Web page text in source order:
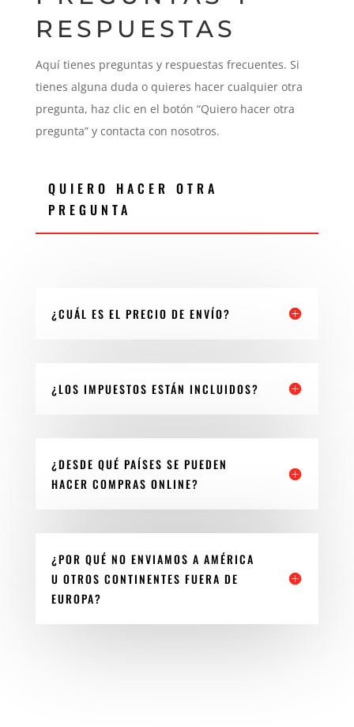
RESPUESTAS
Aquí tienes preguntas y respuestas frecuentes. Si
tienes alguna duda o quieres hacer cualquier otra
pregunta, haz clic en el botón “Quiero hacer otra
pregunta” y contacta con nosotros.
QUIERO HACER OTRA
PREGUNTA
¿CUÁL ES EL PRECIO DE ENVÍO?
¿LOS IMPUESTOS ESTÁN INCLUIDOS?
¿DESDE QUÉ PAÍSES SE PUEDEN
HACER COMPRAS ONLINE?
¿POR QUÉ NO ENVIAMOS A AMÉRICA
U OTROS CONTINENTES FUERA DE
EUROPA?